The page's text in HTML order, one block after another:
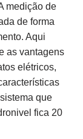
medição de
de forma
Aqui
as vantagens
elétricos,
que
fica 20